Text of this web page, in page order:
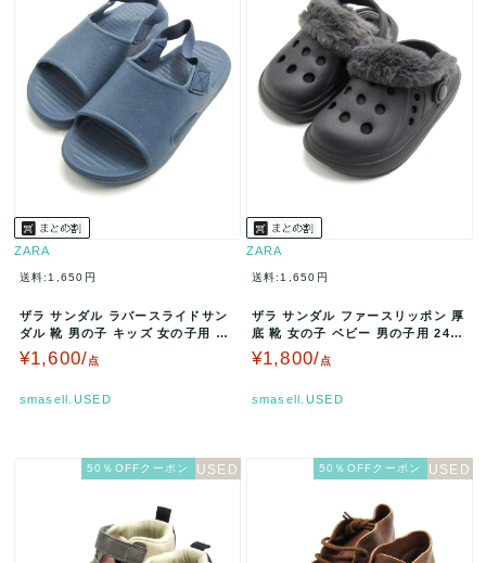
ZARA
送料:1,650円
ザラ サンダル ラバースライドサン
ダル 靴 男の子 キッズ 女の子用 28
サイズ ネイビー ZARA…
¥1,600/点
smasell.USED
ZARA
送料:1,650円
ザラ サンダル ファースリッポン 厚
底 靴 女の子 ベビー 男の子用 24サ
イズ ブラック ZARA…
¥1,800/点
smasell.USED
50％OFFクーポン 50％OFFクーポン